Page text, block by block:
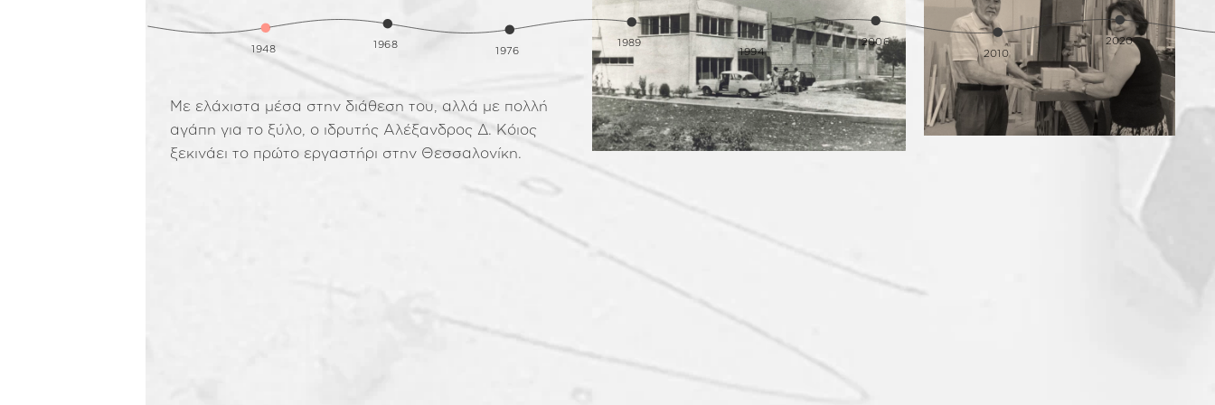
ISAVELLA
KIDS LAND LINE
Με ελάχιστα μέσα στην διάθεση του, αλλά με πολλή
αγάπη για το ξύλο, ο ιδρυτής Αλέξανδρος Δ. Κόιος
ξεκινάει το πρώτο εργαστήρι στην Θεσσαλονίκη.
1948 1968
1976
1989
1994
2006
2010
2020